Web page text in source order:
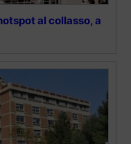
al collasso, a